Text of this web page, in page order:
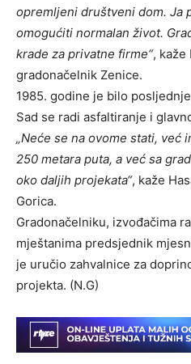
opremljeni društveni dom. Ja
omogućiti normalan život.
krade za privatne firme“, kaže
gradonačelnik Zenice.
1985. godine je bilo
Sad se radi asfaltiranje i
„Neće se na ovome stati, već
250 metara puta, a već sa
oko daljih projekata“, kaže
Gorica.
Gradonačelniku, izvođačima
mještanima predsjednik
je uručio zahvalnice za
projekta. (N.G)